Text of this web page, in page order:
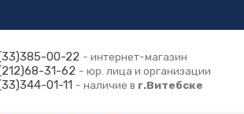
00-22 - интернет-магазин
31-62 - юр. лица и организации
01-11 - наличие в г.Витебскe